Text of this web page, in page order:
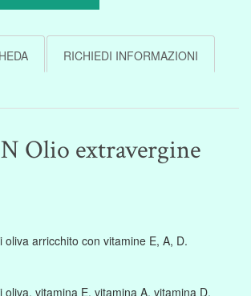
RICHIEDI INFORMAZIONI
Olio extravergine
arricchito con vitamine E, A, D.
vitamina E, vitamina A, vitamina D.